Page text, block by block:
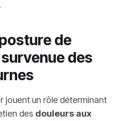
de
des
jouent un rôle déterminant
des douleurs aux